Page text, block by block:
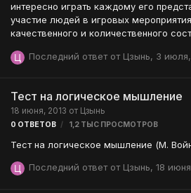
интересно играть каждому его представителю ●
участие людей в игровых мероприятиях ●
качественного и количественного состава
Относитесь с уважением к другим
достоинство гильдии. ● Политические, религиозные и
(анти)национальные дискуссиишутки
себе. Ни на форуме, ни в игре им не место. ● Все
решайте посредством приватных
Последний ответ от Цзынь, 3
Тест на логическое мышление
18 июня, 2013 от Цзынь
0 ОТВЕТОВ 1,2 ТЫС ПРОСМОТРОВ
Тест на логическое мышление (М.
Последний ответ от Цзынь, 18